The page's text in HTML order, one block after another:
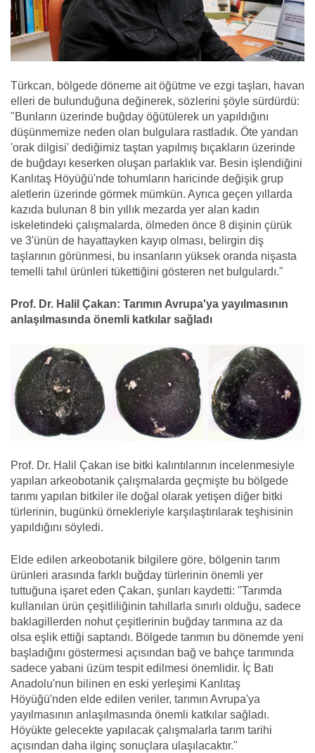
Türkcan, bölgede döneme ait öğütme ve ezgi taşları, havan
elleri de bulunduğuna değinerek, sözlerini şöyle sürdürdü:
"Bunların üzerinde buğday öğütülerek un yapıldığını
düşünmemize neden olan bulgulara rastladık. Öte yandan
'orak dilgisi' dediğimiz taştan yapılmış bıçakların üzerinde
de buğdayı keserken oluşan parlaklık var. Besin işlendiğini
Kanlıtaş Höyüğü'nde tohumların haricinde değişik grup
aletlerin üzerinde görmek mümkün. Ayrıca geçen yıllarda
kazıda bulunan 8 bin yıllık mezarda yer alan kadın
iskeletindeki çalışmalarda, ölmeden önce 8 dişinin çürük
ve 3'ünün de hayattayken kayıp olması, belirgin diş
taşlarının görünmesi, bu insanların yüksek oranda nişasta
temelli tahıl ürünleri tükettiğini gösteren net bulgulardı."
Prof. Dr. Halil Çakan: Tarımın Avrupa'ya yayılmasının
anlaşılmasında önemli katkılar sağladı
Prof. Dr. Halil Çakan ise bitki kalıntılarının incelenmesiyle
yapılan arkeobotanik çalışmalarda geçmişte bu bölgede
tarımı yapılan bitkiler ile doğal olarak yetişen diğer bitki
türlerinin, bugünkü örnekleriyle karşılaştırılarak teşhisinin
yapıldığını söyledi.
Elde edilen arkeobotanik bilgilere göre, bölgenin tarım
ürünleri arasında farklı buğday türlerinin önemli yer
tuttuğuna işaret eden Çakan, şunları kaydetti: "Tarımda
kullanılan ürün çeşitliliğinin tahıllarla sınırlı olduğu, sadece
baklagillerden nohut çeşitlerinin buğday tarımına az da
olsa eşlik ettiği saptandı. Bölgede tarımın bu dönemde yeni
başladığını göstermesi açısından bağ ve bahçe tarımında
sadece yabani üzüm tespit edilmesi önemlidir. İç Batı
Anadolu'nun bilinen en eski yerleşimi Kanlıtaş
Höyüğü'nden elde edilen veriler, tarımın Avrupa'ya
yayılmasının anlaşılmasında önemli katkılar sağladı.
Höyükte gelecekte yapılacak çalışmalarla tarım tarihi
açısından daha ilginç sonuçlara ulaşılacaktır."